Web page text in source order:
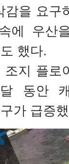
감을 요구
에 우산
했다.
조지 플로
동안 캐
가 급증